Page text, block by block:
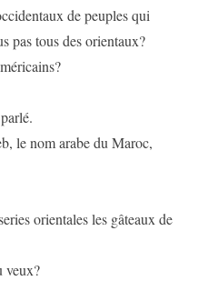
de peuples qui
pas tous des orientaux?
le nom arabe du Maroc,
orientales les gâteaux de
veux?